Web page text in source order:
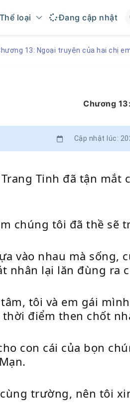
Thể loại Đang cập nhật
13: Ngoại truyện của hai chị
Chương
Cập nhật lúc:
Tinh đã tận
chúng tôi đã thề sẽ
vào nhau mà sống,
nhân lại lăn đùng ra
tôi và em gái
điểm then chốt
con cái của bọn
trường, nên tôi